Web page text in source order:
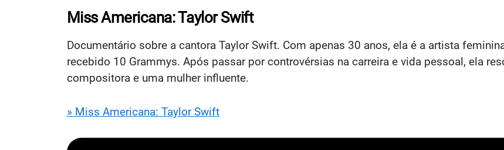
Miss Americana: Taylor Swift
Documentário sobre a cantora Taylor Swift. Com apenas 30 anos, ela é a artista
recebido 10 Grammys. Após passar por controvérsias na carreira e vida pessoal, ela
compositora e uma mulher influente.
» Miss Americana: Taylor Swift